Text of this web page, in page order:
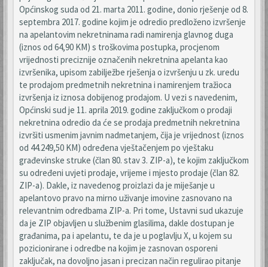
Općinskog suda od 21. marta 2011. godine, donio rješenje od 8.
septembra 2017. godine kojim je odredio predloženo izvršenje
na apelantovim nekretninama radi namirenja glavnog duga
(iznos od 64,90 KM) s troškovima postupka, procjenom
vrijednosti preciznije označenih nekretnina apelanta kao
izvršenika, upisom zabilježbe rješenja o izvršenju u zk. uredu
te prodajom predmetnih nekretnina i namirenjem tražioca
izvršenja iz iznosa dobijenog prodajom. U vezi s navedenim,
Općinski sud je 11. aprila 2019. godine zaključkom o prodaji
nekretnina odredio da će se prodaja predmetnih nekretnina
izvršiti usmenim javnim nadmetanjem, čija je vrijednost (iznos
od 44.249,50 KM) određena vještačenjem po vještaku
građevinske struke (član 80. stav 3. ZIP-a), te kojim zaključkom
su određeni uvjeti prodaje, vrijeme i mjesto prodaje (član 82.
ZIP-a). Dakle, iz navedenog proizlazi da je miješanje u
apelantovo pravo na mirno uživanje imovine zasnovano na
relevantnim odredbama ZIP-a. Pri tome, Ustavni sud ukazuje
da je ZIP objavljen u službenim glasilima, dakle dostupan je
građanima, pa i apelantu, te da je u poglavlju X, u kojem su
pozicionirane i odredbe na kojim je zasnovan osporeni
zaključak, na dovoljno jasan i precizan način regulirao pitanje